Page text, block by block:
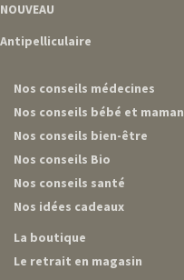
NOUVEAU
Antipelliculaire
Nos conseils médecines
Nos conseils bébé et maman
Nos conseils bien-être
Nos conseils Bio
Nos conseils santé
Nos idées cadeaux
La boutique
Le retrait en magasin